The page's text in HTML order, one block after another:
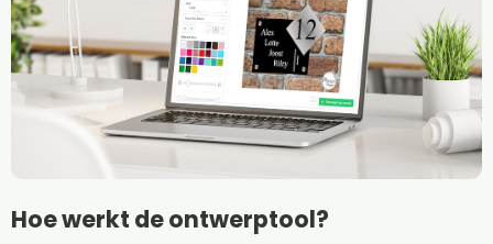
Hoe werkt de ontwerptool?